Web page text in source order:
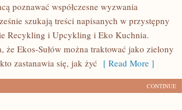
poznawać współczesne wyzwania
szukają treści napisanych w przystępny
Recykling i Upcykling i Eko Kuchnia.
że Ekos-Sułów można traktować jako zielony
zastanawia się, jak żyć [ Read More ]
CONTINUE